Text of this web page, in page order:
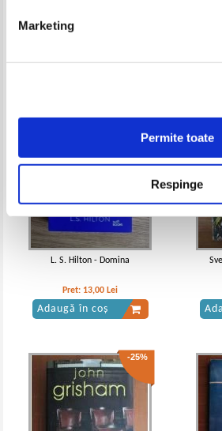
Marketing
Permite toate
Respinge
Pret:
L. S. Hilton - Domina
Pret: 13,00 Lei
Adaugă în coș
-25%